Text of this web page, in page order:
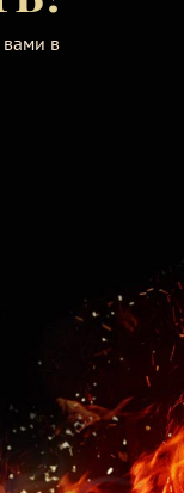
вами в